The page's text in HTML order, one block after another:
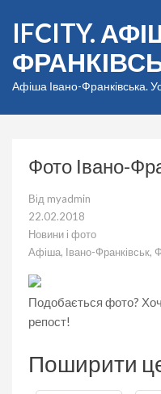
вмісту
(натисніть
Enter)
IFCITY.
Афіша Івано-Франківська.
Фото Івано-
Від myadmin
22.02.2018
Новини і фото
Афіша, Івано-Франківськ,
Подобається фото?
репост!
Поширити